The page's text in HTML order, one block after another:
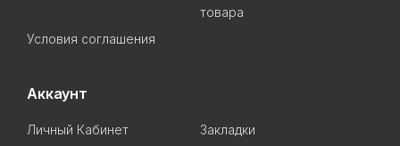
товара
Условия соглашения
Аккаунт
Личный Кабинет
Закладки